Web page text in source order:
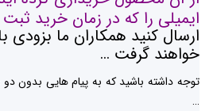
ایمیلی را که در زمان خرید ثبت
ارسال کنید همکاران ما بزودی
خواهند گرفت …
توجه داشته باشید که به پیام هایی بدون دو
…